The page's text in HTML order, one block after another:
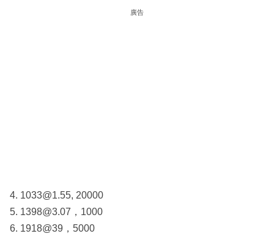
廣告
4. 1033@1.55, 20000
5. 1398@3.07，1000
6. 1918@39，5000